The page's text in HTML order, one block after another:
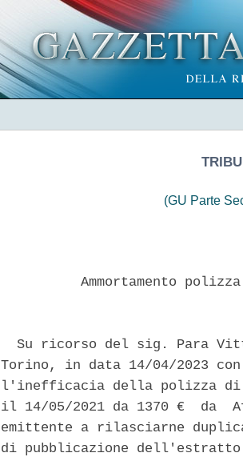
(GU Parte
Ammortamento
Su ricorso del sig. Para
Torino, in data 14/04/2023
l'inefficacia della polizza di
il 14/05/2021 da 1370 €
emittente a rilasciarne
di pubblicazione